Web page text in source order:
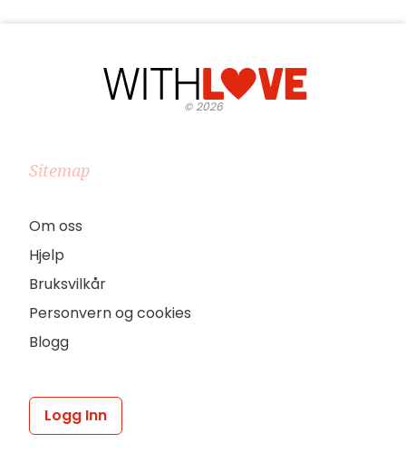
©2026
Sitemap
Om oss
Hjelp
Bruksvilkår
Personvern og cookies
Blogg
Logg Inn